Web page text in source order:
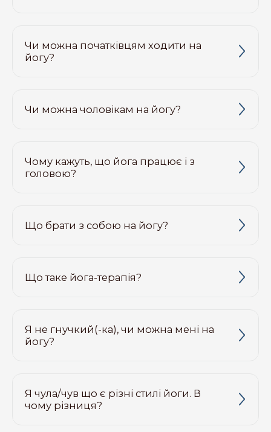
Чи можна початківцям ходити на
йогу?
Чи можна чоловікам на йогу?
Чому кажуть, що йога працює і з
головою?
Що брати з собою на йогу?
Що таке йога-терапія?
Я не гнучкий(-ка), чи можна мені на
йогу?
Я чула/чув що є різні стилі йоги. В
чому різниця?